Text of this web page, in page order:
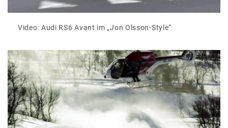
Video: Audi RS6 Avant im „Jon Olsson-Style“